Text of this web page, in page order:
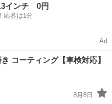
インチ 0円
応募は1分
Ad
コーティング【車検対応】
8月8日